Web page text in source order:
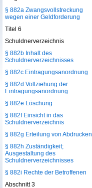
§ 882a Zwangsvollstreckung
wegen einer Geldforderung
Titel 6
Schuldnerverzeichnis
§ 882b Inhalt des
Schuldnerverzeichnisses
§ 882c Eintragungsanordnung
§ 882d Vollziehung der
Eintragungsanordnung
§ 882e Löschung
§ 882f Einsicht in das
Schuldnerverzeichnis
§ 882g Erteilung von Abdrucken
§ 882h Zuständigkeit;
Ausgestaltung des
Schuldnerverzeichnisses
§ 882i Rechte der Betroffenen
Abschnitt 3